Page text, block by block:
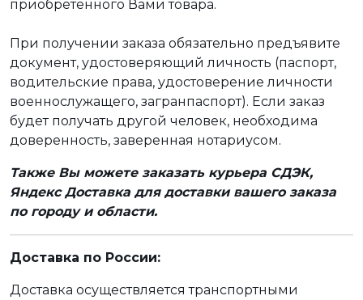
приобретенного Вами товара.
При получении заказа обязательно предъявите
документ, удостоверяющий личность (паспорт,
водительские права, удостоверение личности
военнослужащего, загранпаспорт). Если заказ
будет получать другой человек, необходима
доверенность, заверенная нотариусом.
Также Вы можете заказать курьера СДЭК,
Яндекс Доставка для доставки вашего заказа
по городу и области.
Доставка по России:
Доставка осуществляется транспортными